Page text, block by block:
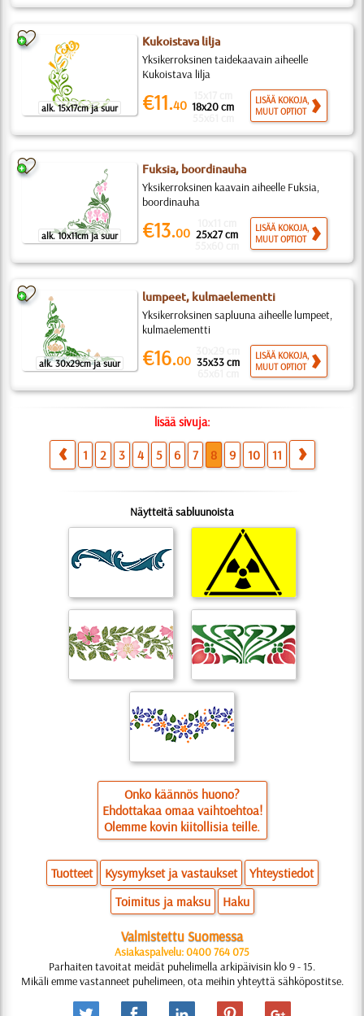
alk. 15x17cm ja suur
Kukoistava lilja
Yksikerroksinen taidekaavain aiheelle
Kukoistava lilja
€11.40 18x20 cm
LISÄÄ KOKOJA,
MUUT OPTIOT
alk. 10x11cm ja suur
Fuksia, boordinauha
Yksikerroksinen kaavain aiheelle Fuksia,
boordinauha
€13.00 25x27 cm
LISÄÄ KOKOJA,
MUUT OPTIOT
alk. 30x29cm ja suur
lumpeet, kulmaelementti
Yksikerroksinen sapluuna aiheelle lumpeet,
kulmaelementti
€16.00 35x33 cm
LISÄÄ KOKOJA,
MUUT OPTIOT
lisää sivuja:
1 2 3 4 5 6 7 8 9 10 11
Näytteitä sabluunoista
Onko käännös huono?
Ehdottakaa omaa vaihtoehtoa!
Olemme kovin kiitollisia teille.
Tuotteet Kysymykset ja vastaukset
Yhteystiedot
Toimitus ja maksu
Haku
Valmistettu Suomessa
Asiakaspalvelu: 0400 764 075
Parhaiten tavoitat meidät puhelimella arkipäivisin klo 9 - 15.
Mikäli emme vastanneet puhelimeen, ota meihin yhteyttä sähköpostitse.